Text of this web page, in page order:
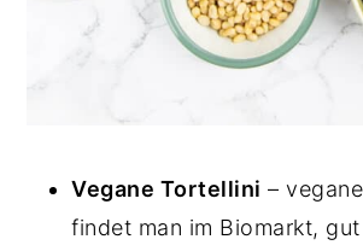
Vegane Tortellini –
findet man im Biomarkt,